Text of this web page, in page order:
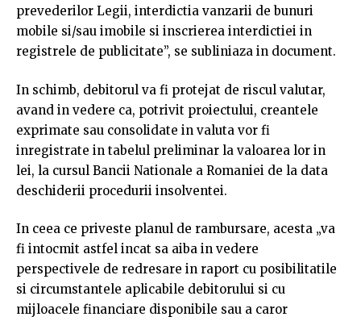
prevederilor Legii, interdictia vanzarii de bunuri
mobile si/sau imobile si inscrierea interdictiei in
registrele de publicitate”, se subliniaza in document.
In schimb, debitorul va fi protejat de riscul valutar,
avand in vedere ca, potrivit proiectului, creantele
exprimate sau consolidate in valuta vor fi
inregistrate in tabelul preliminar la valoarea lor in
lei, la cursul Bancii Nationale a Romaniei de la data
deschiderii procedurii insolventei.
In ceea ce priveste planul de rambursare, acesta „va
fi intocmit astfel incat sa aiba in vedere
perspectivele de redresare in raport cu posibilitatile
si circumstantele aplicabile debitorului si cu
mijloacele financiare disponibile sau a caror